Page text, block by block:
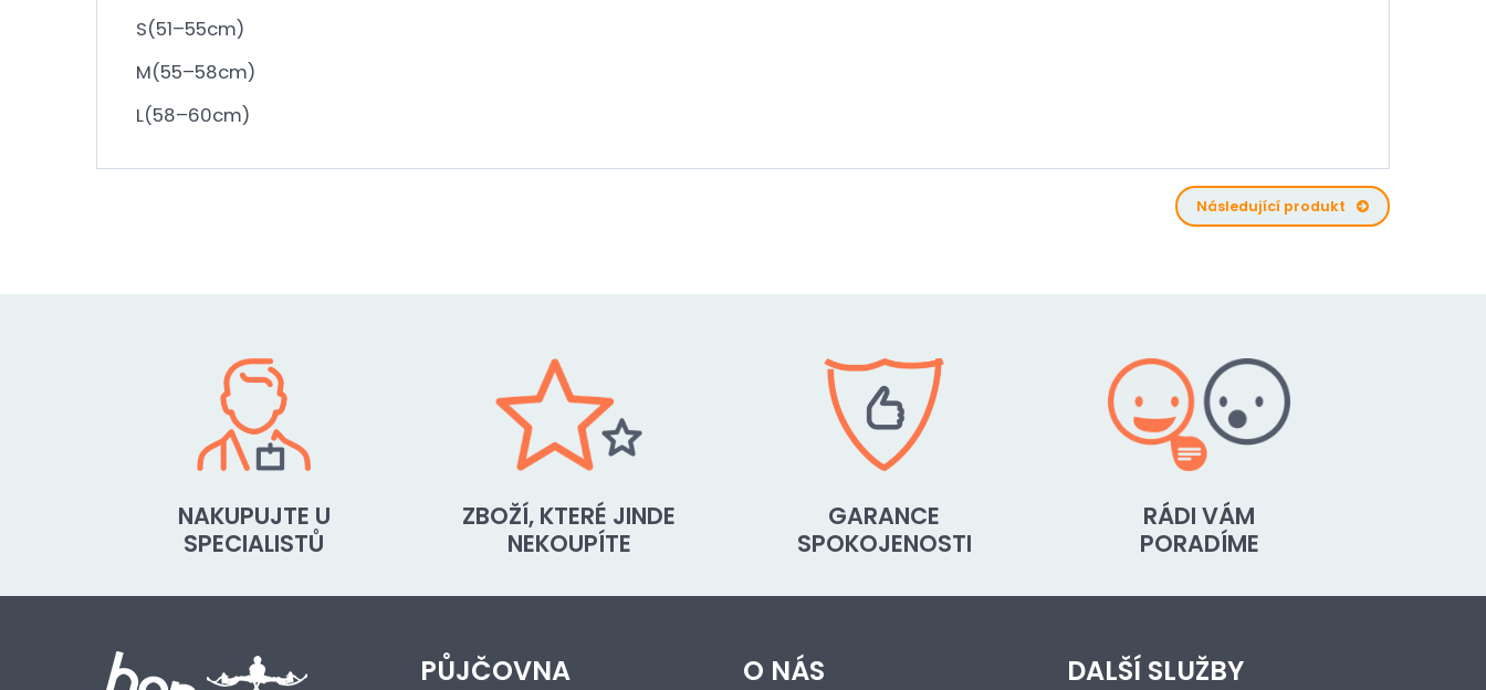
S(51–55cm)
M(55–58cm)
L(58–60cm)
Následující produkt
NAKUPUJTE U
SPECIALISTŮ
ZBOŽÍ, KTERÉ JINDE
NEKOUPÍTE
GARANCE
SPOKOJENOSTI
RÁDI VÁM
PORADÍME
PŮJČOVNA O NÁS DALŠÍ SLUŽBY